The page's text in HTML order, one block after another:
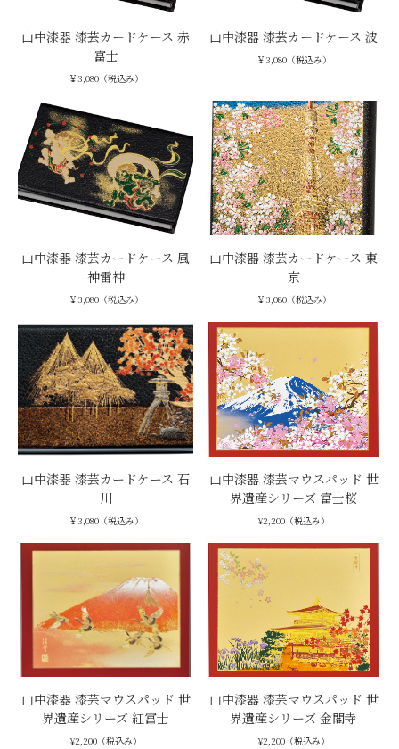
山中漆器 漆芸カードケース 赤
富士
￥3,080（税込み）
山中漆器 漆芸カードケース 波
￥3,080（税込み）
山中漆器 漆芸カードケース 風
神雷神
￥3,080（税込み）
山中漆器 漆芸カードケース 東
京
￥3,080（税込み）
山中漆器 漆芸カードケース 石
川
￥3,080（税込み）
山中漆器 漆芸マウスパッド 世
界遺産シリーズ 富士桜
¥2,200（税込み）
山中漆器 漆芸マウスパッド 世
界遺産シリーズ 紅富士
¥2,200（税込み）
山中漆器 漆芸マウスパッド 世
界遺産シリーズ 金閣寺
¥2,200（税込み）